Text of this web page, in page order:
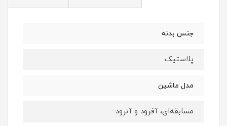
جنس بدنه
پلاستیک
مدل ماشین
مسابقه‌ای، آفرود و آنرود